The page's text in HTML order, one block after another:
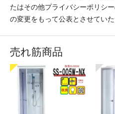
たはその他プライバシーポリシ
の変更をもって公表とさせていた
売れ筋商品